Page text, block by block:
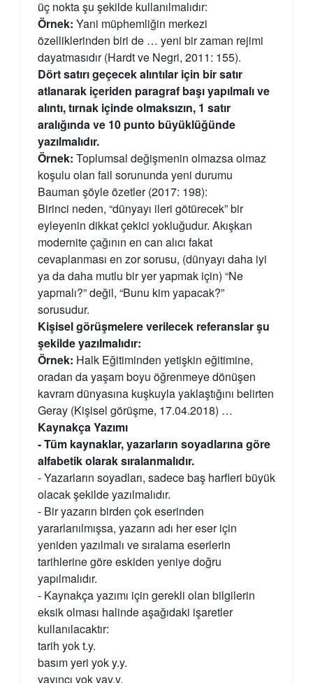
üç nokta şu şekilde kullanılmalıdır:
Örnek: Yani müphemliğin merkezi
özelliklerinden biri de … yeni bir zaman rejimi
dayatmasıdır (Hardt ve Negri, 2011: 155).
Dört satırı geçecek alıntılar için bir satır
atlanarak içeriden paragraf başı yapılmalı ve
alıntı, tırnak içinde olmaksızın, 1 satır
aralığında ve 10 punto büyüklüğünde
yazılmalıdır.
Örnek: Toplumsal değişmenin olmazsa olmaz
koşulu olan fail sorununda yeni durumu
Bauman şöyle özetler (2017: 198):
Birinci neden, “dünyayı ileri götürecek” bir
eyleyenin dikkat çekici yokluğudur. Akışkan
modernite çağının en can alıcı fakat
cevaplanması en zor sorusu, (dünyayı daha iyi
ya da daha mutlu bir yer yapmak için) “Ne
yapmalı?” değil, “Bunu kim yapacak?”
sorusudur.
Kişisel görüşmelere verilecek referanslar şu
şekilde yazılmalıdır:
Örnek: Halk Eğitiminden yetişkin eğitimine,
oradan da yaşam boyu öğrenmeye dönüşen
kavram dünyasına kuşkuyla yaklaştığını belirten
Geray (Kişisel görüşme, 17.04.2018) …
Kaynakça Yazımı
- Tüm kaynaklar, yazarların soyadlarına göre
alfabetik olarak sıralanmalıdır.
- Yazarların soyadları, sadece baş harfleri büyük
olacak şekilde yazılmalıdır.
- Bir yazarın birden çok eserinden
yararlanılmışsa, yazarın adı her eser için
yeniden yazılmalı ve sıralama eserlerin
tarihlerine göre eskiden yeniye doğru
yapılmalıdır.
- Kaynakça yazımı için gerekli olan bilgilerin
eksik olması halinde aşağıdaki işaretler
kullanılacaktır:
tarih yok t.y.
basım yeri yok y.y.
yayıncı yok yay.y.